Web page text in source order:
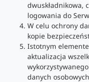
dwuskładnikowa,
logowania do
W celu ochrony
kopie
Istotnym
aktualizacja
danych